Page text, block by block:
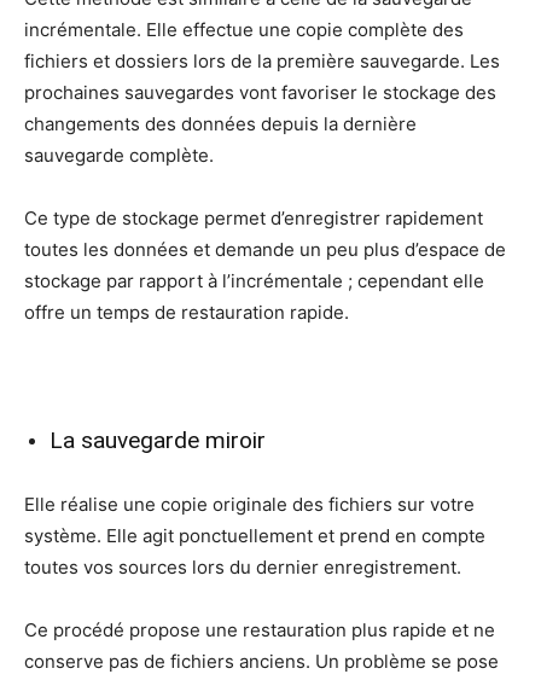
incrémentale. Elle effectue une copie complète des
fichiers et dossiers lors de la première sauvegarde. Les
prochaines sauvegardes vont favoriser le stockage des
changements des données depuis la dernière
sauvegarde complète.
Ce type de stockage permet d’enregistrer rapidement
toutes les données et demande un peu plus d’espace de
stockage par rapport à l’incrémentale ; cependant elle
offre un temps de restauration rapide.
La sauvegarde miroir
Elle réalise une copie originale des fichiers sur votre
système. Elle agit ponctuellement et prend en compte
toutes vos sources lors du dernier enregistrement.
Ce procédé propose une restauration plus rapide et ne
conserve pas de fichiers anciens. Un problème se pose